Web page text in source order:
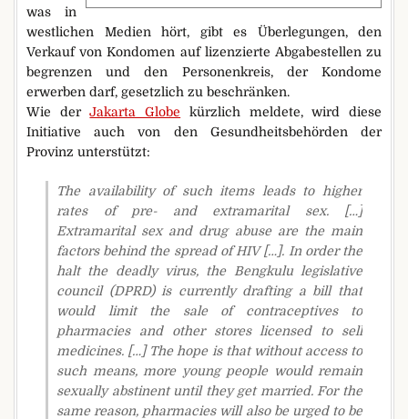
was in
westlichen Medien hört, gibt es Überlegungen, den
Verkauf von Kondomen auf lizenzierte Abgabestellen zu
begrenzen und den Personenkreis, der Kondome
erwerben darf, gesetzlich zu beschränken.
Wie derJakarta Globe kürzlich meldete, wird diese
Initiative auch von den Gesundheitsbehörden der
Provinz unterstützt:
The availability of such items leads to higher
rates of pre- and extramarital sex. […]
Extramarital sex and drug abuse are the main
factors behind the spread of HIV […]. In order the
halt the deadly virus, the Bengkulu legislative
council (DPRD) is currently drafting a bill that
would limit the sale of contraceptives to
pharmacies and other stores licensed to sell
medicines. […] The hope is that without access to
such means, more young people would remain
sexually abstinent until they get married. For the
same reason, pharmacies will also be urged to be